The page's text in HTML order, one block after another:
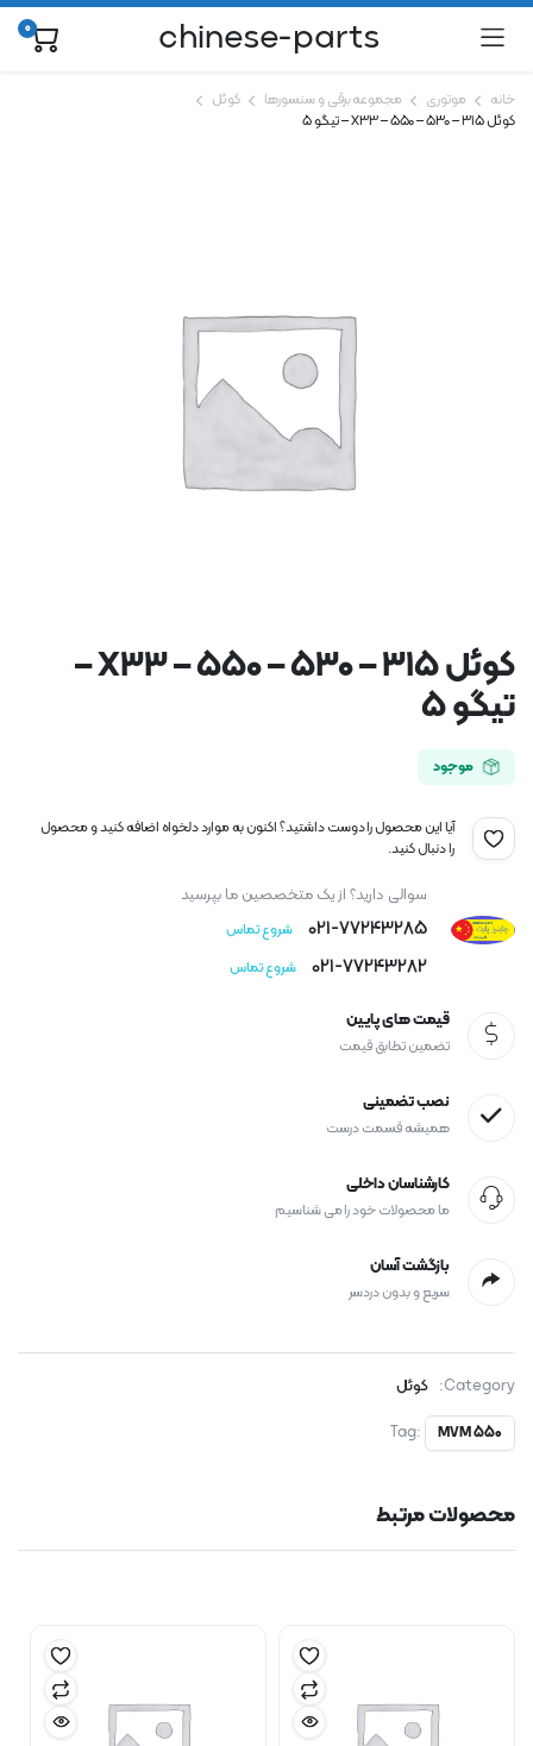
chinese-parts
0
خانه موتوری مجموعه برقی و سنسورها
کوئل
کوئل ۳۱۵ – ۵۳۰ – ۵۵۰ – X33 – تیگو ۵
کوئل ۳۱۵ – ۵۳۰ – ۵۵۰ – X33 –
تیگو ۵
موجود
آیا این محصول را دوست داشتید؟ اکنون به موارد دلخواه اضافه کنید و محصول
را دنبال کنید.
سوالی دارید؟ از یک متخصصین ما بپرسید
021-77243285 شروع تماس
021-77243282 شروع تماس
قیمت های پایین
تضمین تطابق قیمت
نصب تضمینی
همیشه قسمت درست
کارشناسان داخلی
ما محصولات خود را می شناسیم
بازگشت آسان
سریع و بدون دردسر
Category:
کوئل
Tag:
MVM 550
محصولات مرتبط